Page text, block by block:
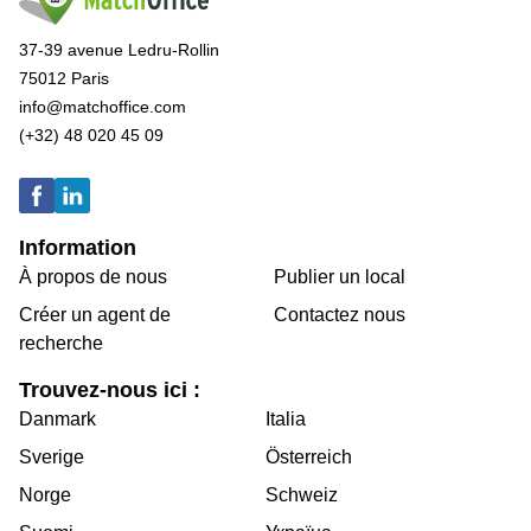
37-39 avenue Ledru-Rollin
75012 Paris
info@matchoffice.com
(+32) 48 020 45 09
Information
À propos de nous
Créer un agent de
recherche
Publier un local
Contactez nous
Trouvez-nous ici :
Danmark
Sverige
Norge
Italia
Österreich
Schweiz